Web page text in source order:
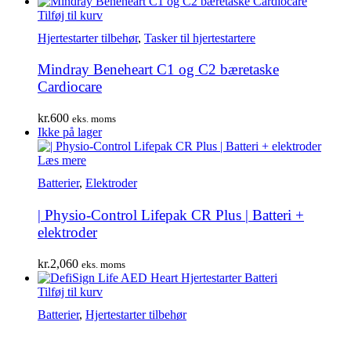
Tilføj til kurv
Hjertestarter tilbehør, Tasker til hjertestartere
Mindray Beneheart C1 og C2 bæretaske
Cardiocare
kr.600 eks. moms
Ikke på lager
Læs mere
Batterier, Elektroder
| Physio-Control Lifepak CR Plus | Batteri +
elektroder
kr.2,060 eks. moms
Tilføj til kurv
Batterier, Hjertestarter tilbehør